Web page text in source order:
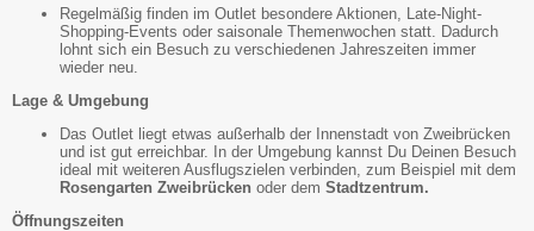
Regelmäßig finden im Outlet besondere Aktionen, Late-Night-
Shopping-Events oder saisonale Themenwochen statt. Dadurch
lohnt sich ein Besuch zu verschiedenen Jahreszeiten immer
wieder neu.
Lage & Umgebung
Das Outlet liegt etwas außerhalb der Innenstadt von Zweibrücken
und ist gut erreichbar. In der Umgebung kannst Du Deinen Besuch
ideal mit weiteren Ausflugszielen verbinden, zum Beispiel mit dem
Rosengarten Zweibrücken oder dem Stadtzentrum.
Öffnungszeiten